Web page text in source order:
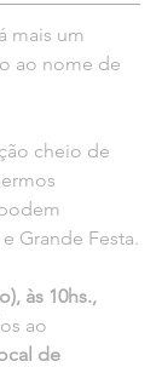
mais um
ao nome de
cheio de
Grande Festa.
às 10hs.,
ao
de